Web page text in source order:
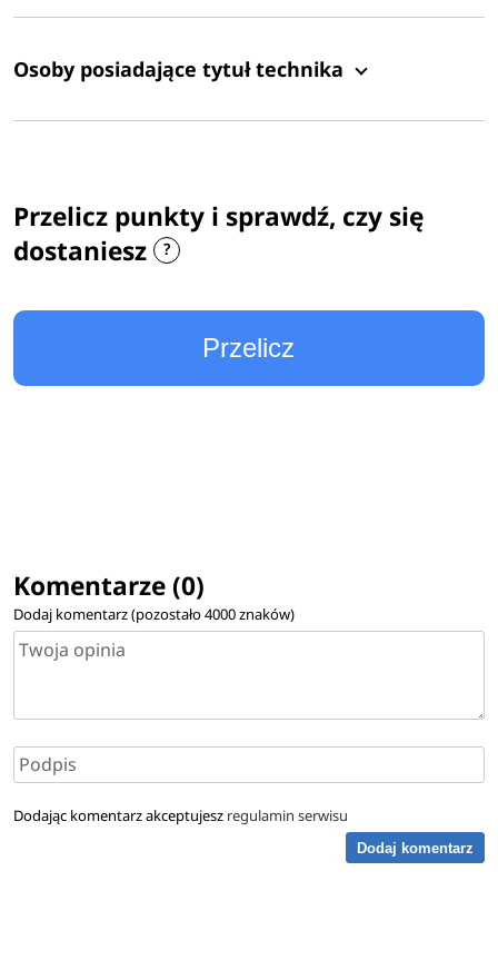
Osoby posiadające tytuł technika
Przelicz punkty i sprawdź, czy się
dostaniesz
Przelicz
Komentarze (0)
Dodaj komentarz (pozostało4000znaków)
Dodając komentarz akceptujesz regulamin serwisu
Dodaj komentarz